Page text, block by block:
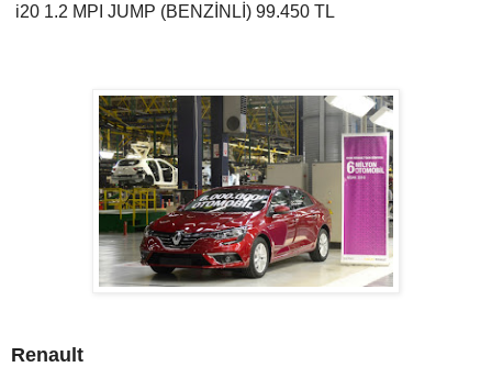
i20 1.2 MPI JUMP (BENZİNLİ) 99.450 TL
Renault